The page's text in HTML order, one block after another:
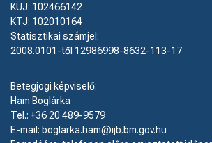
KÜJ: 102466142
KTJ: 102010164
Statisztikai számjel:
2008.0101-től 12986998-8632-113-17
Betegjogi képviselő:
Ham Boglárka
Tel.: +36 20 489-9579
E-mail: boglarka.ham@ijb.bm.gov.hu